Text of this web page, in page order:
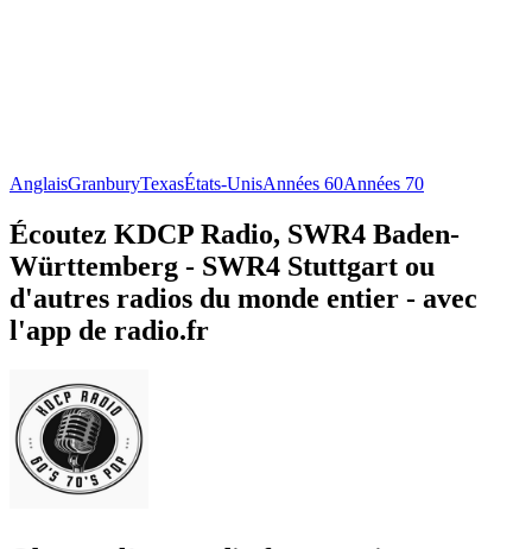
AnglaisGranburyTexasÉtats-UnisAnnées 60Années 70
Écoutez KDCP Radio, SWR4 Baden-
Württemberg - SWR4 Stuttgart ou
d'autres radios du monde entier - avec
l'app de radio.fr